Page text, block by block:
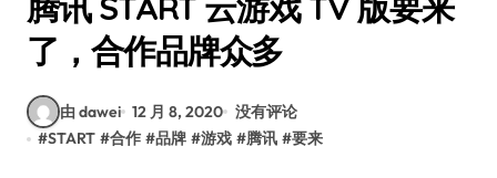
了，合作品牌众多
由 dawei 12 月 8, 2020 没有评论
#START #合作 #品牌 #游戏 #腾讯 #要来